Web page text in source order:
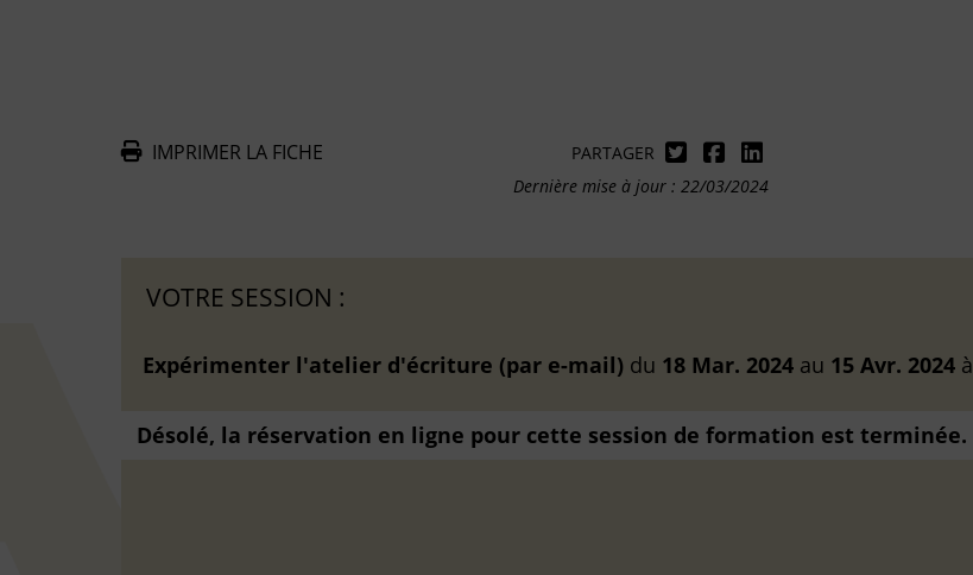
IMPRIMER LA FICHE
PARTAGER
Dernière mise à jour : 22/03/2024
VOTRE SESSION :
Expérimenter l'atelier d'écriture (par e-mail) du 18 Mar. 2024 au 15 Avr. 2024 à
Désolé, la réservation en ligne pour cette session de formation est terminée.